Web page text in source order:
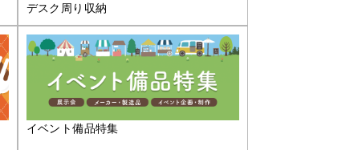
デスク周り収納
イベント備品特集